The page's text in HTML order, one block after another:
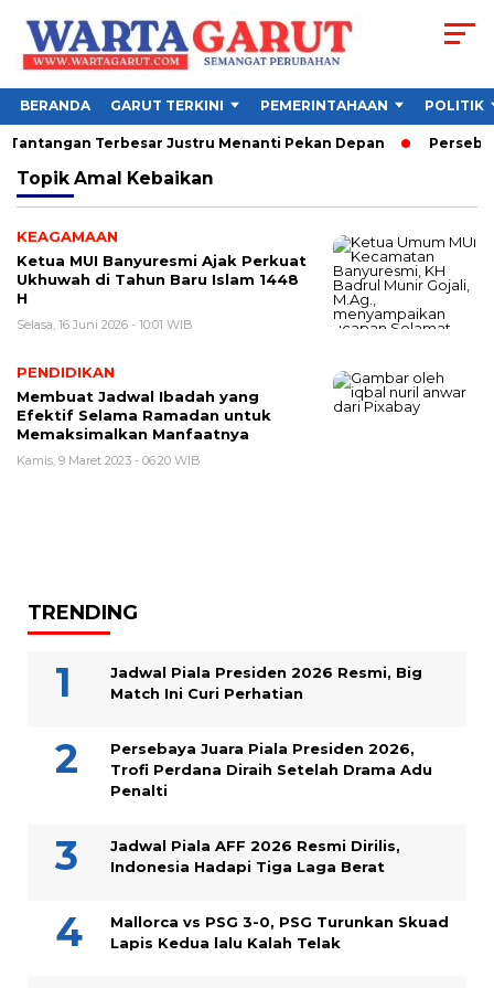
BERANDA GARUT TERKINI PEMERINTAHAAN POLITIK
Terbesar Justru Menanti Pekan Depan
Topik Amal Kebaikan
KEAGAMAAN
Ketua MUI Banyuresmi Ajak Perkuat
Ukhuwah di Tahun Baru Islam 1448
H
Selasa, 16 Juni 2026 - 10:01 WIB
PENDIDIKAN
Membuat Jadwal Ibadah yang
Efektif Selama Ramadan untuk
Memaksimalkan Manfaatnya
Kamis, 9 Maret 2023 - 06:20 WIB
TRENDING
Jadwal Piala Presiden 2026 Resmi, Big
Match Ini Curi Perhatian
Persebaya Juara Piala Presiden 2026,
Trofi Perdana Diraih Setelah Drama Adu
Penalti
Jadwal Piala AFF 2026 Resmi Dirilis,
Indonesia Hadapi Tiga Laga Berat
Mallorca vs PSG 3-0, PSG Turunkan Skuad
Lapis Kedua lalu Kalah Telak